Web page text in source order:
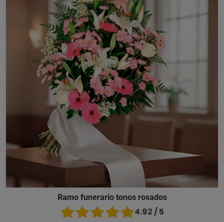
Ramo funerario tonos rosados
4.92 / 5